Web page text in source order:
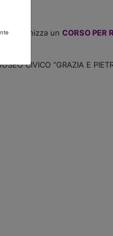
organizza un CORSO PER
CIVICO “GRAZIA E